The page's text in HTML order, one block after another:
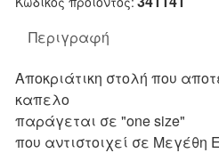
Περιγραφή
Αποκριάτικη στολή που
καπελο
παράγεται σε "one size"
που αντιστοιχεί σε Μεγέθη